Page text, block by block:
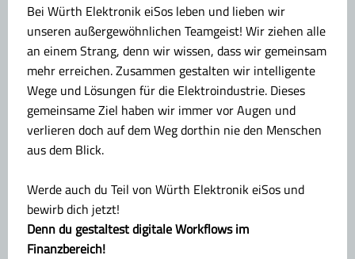
Bei Würth Elektronik eiSos leben und lieben wir
unseren außergewöhnlichen Teamgeist! Wir ziehen alle
an einem Strang, denn wir wissen, dass wir gemeinsam
mehr erreichen. Zusammen gestalten wir intelligente
Wege und Lösungen für die Elektroindustrie. Dieses
gemeinsame Ziel haben wir immer vor Augen und
verlieren doch auf dem Weg dorthin nie den Menschen
aus dem Blick.
Werde auch du Teil von Würth Elektronik eiSos und
bewirb dich jetzt!
Denn du gestaltest digitale Workflows im
Finanzbereich!